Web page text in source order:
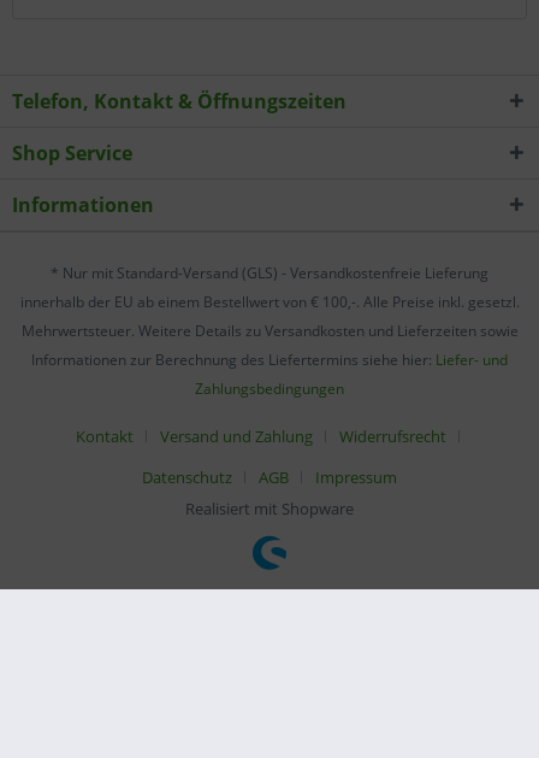
Telefon, Kontakt & Öffnungszeiten
Shop Service
Informationen
* Nur mit Standard-Versand (GLS) - Versandkostenfreie Lieferung
innerhalb der EU ab einem Bestellwert von € 100,-. Alle Preise inkl. gesetzl.
Mehrwertsteuer. Weitere Details zu Versandkosten und Lieferzeiten sowie
Informationen zur Berechnung des Liefertermins siehe hier: Liefer- und
Zahlungsbedingungen
Kontakt Versand und Zahlung
Widerrufsrecht
Datenschutz
AGB
Impressum
Realisiert mit Shopware